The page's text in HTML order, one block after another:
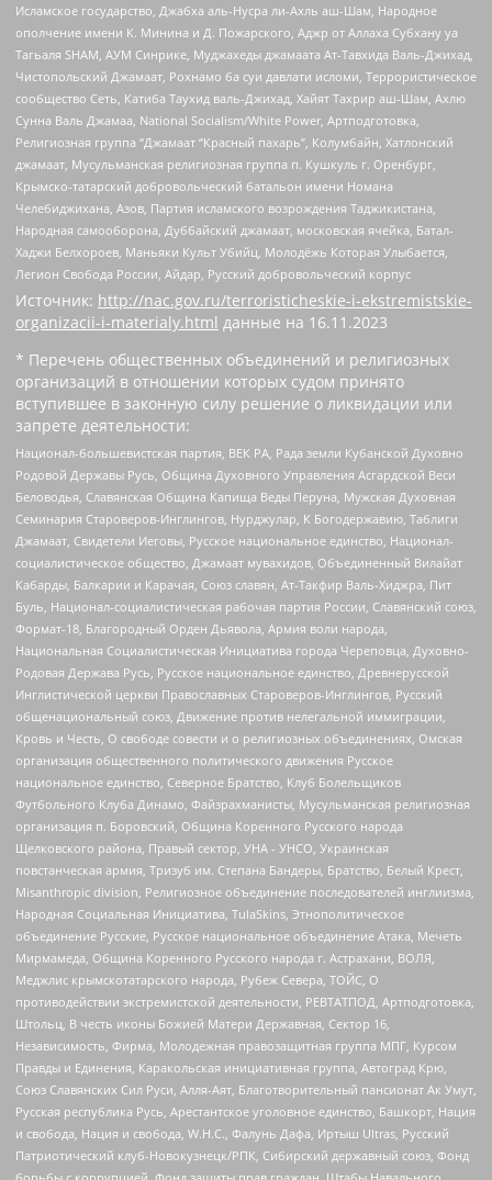
Исламское государство, Джабха аль-Нусра ли-Ахль аш-Шам, Народное
ополчение имени К. Минина и Д. Пожарского, Аджр от Аллаха Субхану уа
Тагьаля SHAM, АУМ Синрике, Муджахеды джамаата Ат-Тавхида Валь-Джихад,
Чистопольский Джамаат, Рохнамо ба суи давлати исломи, Террористическое
сообщество Сеть, Катиба Таухид валь-Джихад, Хайят Тахрир аш-Шам, Ахлю
Сунна Валь Джамаа, National Socialism/White Power, Артподготовка,
Религиозная группа “Джамаат “Красный пахарь”, Колумбайн, Хатлонский
джамаат, Мусульманская религиозная группа п. Кушкуль г. Оренбург,
Крымско-татарский добровольческий батальон имени Номана
Челебиджихана, Азов, Партия исламского возрождения Таджикистана,
Народная самооборона, Дуббайский джамаат, московская ячейка, Батал-
Хаджи Белхороев, Маньяки Культ Убийц, Молодёжь Которая Улыбается,
Легион Свобода России, Айдар, Русский добровольческий корпус
Источник: http://nac.gov.ru/terroristicheskie-i-ekstremistskie-
organizacii-i-materialy.html данные на 16.11.2023
* Перечень общественных объединений и религиозных
организаций в отношении которых судом принято
вступившее в законную силу решение о ликвидации или
запрете деятельности:
Национал-большевистская партия, ВЕК РА, Рада земли Кубанской Духовно
Родовой Державы Русь, Община Духовного Управления Асгардской Веси
Беловодья, Славянская Община Капища Веды Перуна, Мужская Духовная
Семинария Староверов-Инглингов, Нурджулар, К Богодержавию, Таблиги
Джамаат, Свидетели Иеговы, Русское национальное единство, Национал-
социалистическое общество, Джамаат мувахидов, Объединенный Вилайат
Кабарды, Балкарии и Карачая, Союз славян, Ат-Такфир Валь-Хиджра, Пит
Буль, Национал-социалистическая рабочая партия России, Славянский союз,
Формат-18, Благородный Орден Дьявола, Армия воли народа,
Национальная Социалистическая Инициатива города Череповца, Духовно-
Родовая Держава Русь, Русское национальное единство, Древнерусской
Инглистической церкви Православных Староверов-Инглингов, Русский
общенациональный союз, Движение против нелегальной иммиграции,
Кровь и Честь, О свободе совести и о религиозных объединениях, Омская
организация общественного политического движения Русское
национальное единство, Северное Братство, Клуб Болельщиков
Футбольного Клуба Динамо, Файзрахманисты, Мусульманская религиозная
организация п. Боровский, Община Коренного Русского народа
Щелковского района, Правый сектор, УНА - УНСО, Украинская
повстанческая армия, Тризуб им. Степана Бандеры, Братство, Белый Крест,
Misanthropic division, Религиозное объединение последователей инглиизма,
Народная Социальная Инициатива, TulaSkins, Этнополитическое
объединение Русские, Русское национальное объединение Атака, Мечеть
Мирмамеда, Община Коренного Русского народа г. Астрахани, ВОЛЯ,
Меджлис крымскотатарского народа, Рубеж Севера, ТОЙС, О
противодействии экстремистской деятельности, РЕВТАТПОД, Артподготовка,
Штольц, В честь иконы Божией Матери Державная, Сектор 16,
Независимость, Фирма, Молодежная правозащитная группа МПГ, Курсом
Правды и Единения, Каракольская инициативная группа, Автоград Крю,
Союз Славянских Сил Руси, Алля-Аят, Благотворительный пансионат Ак Умут,
Русская республика Русь, Арестантское уголовное единство, Башкорт, Нация
и свобода, Нация и свобода, W.H.С., Фалунь Дафа, Иртыш Ultras, Русский
Патриотический клуб-Новокузнецк/РПК, Сибирский державный союз, Фонд